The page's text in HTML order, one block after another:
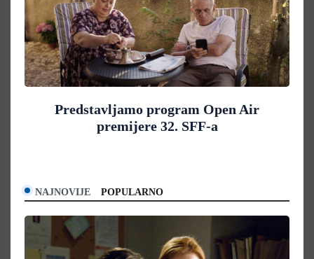
Predstavljamo program Open Air
premijere 32. SFF-a
NAJNOVIJE POPULARNO